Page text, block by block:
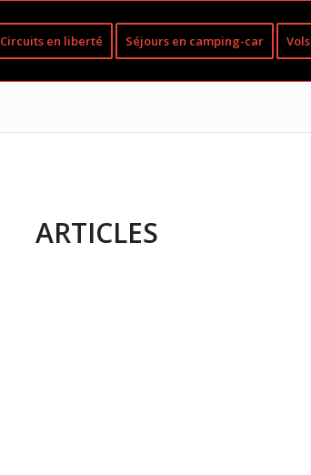
Circuits en liberté Séjours en camping-car Vols
ARTICLES